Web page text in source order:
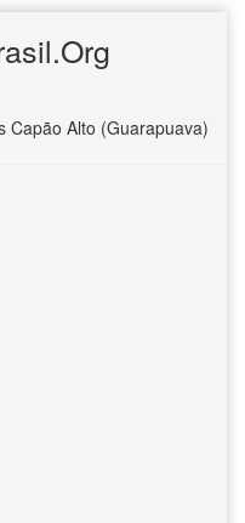
Capão Alto (Guarapuava)